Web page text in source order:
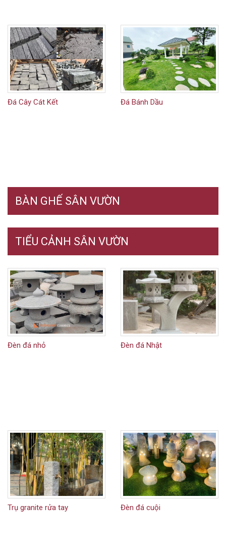
Đá Cây Cát Kết Đá Bánh Dầu
BÀN GHẾ SÂN VƯỜN
TIỂU CẢNH SÂN VƯỜN
Đèn đá nhỏ Đèn đá Nhật
Trụ granite rửa tay Đèn đá cuội